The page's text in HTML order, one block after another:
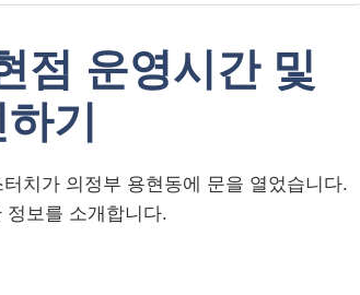
점 운영시간 및
기
치가 의정부 용현동에 문을 열었습니다.
보를 소개합니다.